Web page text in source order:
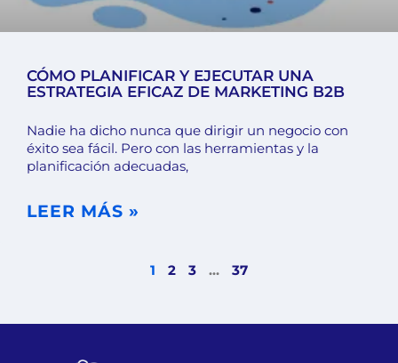
CÓMO PLANIFICAR Y EJECUTAR UNA
ESTRATEGIA EFICAZ DE MARKETING B2B
Nadie ha dicho nunca que dirigir un negocio con
éxito sea fácil. Pero con las herramientas y la
planificación adecuadas,
LEER MÁS »
1 2 3 … 37